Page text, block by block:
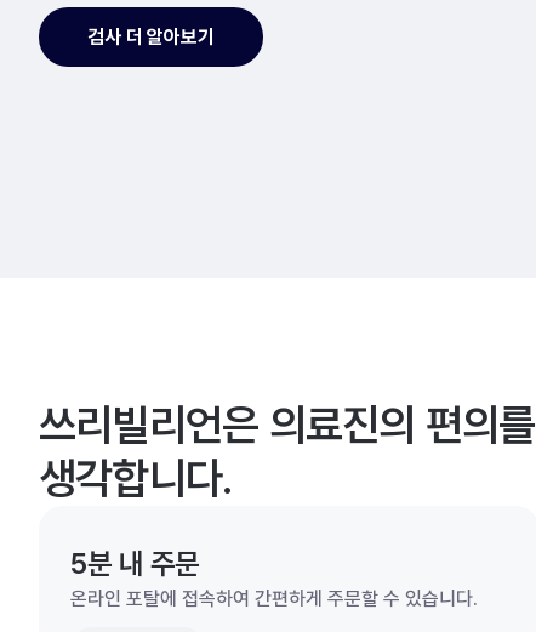
검사 더 알아보기
쓰리빌리언은 의료진의 편의를
생각합니다.
5분 내 주문
온라인 포탈에 접속하여 간편하게 주문할 수 있습니다.